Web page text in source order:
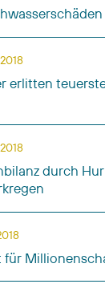
erlitten
durch